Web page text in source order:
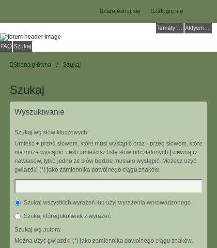
Zaloguj się
Zarejestruj się
Tematy bez odpowiedzi Aktywne tematy
FAQ Szukaj
Strona główna Szukaj
Szukaj
Wyszukiwanie
Szukaj wg słów kluczowych:
Umieść + przed słowem, które musi wystąpić oraz - przed słowem, które
nie może wystąpić. Jeśli umieścisz listę słów oddzielonych
wewnątrz
nawiasów, tylko jedno ze słów będzie musiało wystąpić. Możesz użyć
gwiazdki (*) jako zamiennika dowolnego ciągu znaków.
Szukaj wszystkich wyrażeń lub użyj wyrażenia wprowadzonego
Szukaj któregokolwiek z wyrażeń
Szukaj wg autora:
Można użyć gwiazdki (*) jako zamiennika dowolnego ciągu znaków.